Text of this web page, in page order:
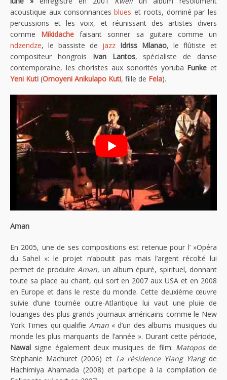
acoustique aux consonnancesblues et roots, dominé par les
percussions et les voix, et réunissant des artistes divers
comme Mikidache faisant sonner sa guitare comme un
ndzendze, le bassiste de jazz Idriss Mlanao, le flûtiste et
compositeur hongrois Ivan Lantos, spécialiste de danse
contemporaine, les choristes aux sonorités yoruba Funke et
Yeni Kuti (Omoyeni Anikulapo Kuti, fille de Fela).
Aman
En 2005, une de ses compositions est retenue pour l’ »Opéra
du Sahel »: le projet n’aboutit pas mais l’argent récolté lui
permet de produireAman, un album épuré, spirituel, donnant
toute sa place au chant, qui sort en 2007 aux USA et en 2008
en Europe et dans le reste du monde. Cette deuxième œuvre
suivie d’une tournée outre-Atlantique lui vaut une pluie de
louanges des plus grands journaux américains comme le New
York Times qui qualifie Aman« d’un des albums musiques du
monde les plus marquants de l’année ». Durant cette période,
Nawal signe également deux musiques de film: Matoposde
Stéphanie Machuret (2006) et La résidence Ylang Ylangde
Hachimiya Ahamada (2008) et participe à la compilation de